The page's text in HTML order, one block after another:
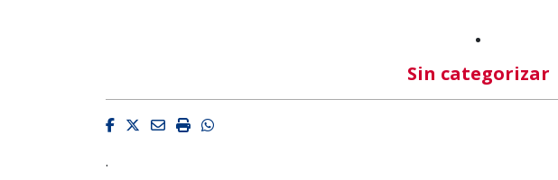
.
Sin categorizar
Facebook
Twitter
EmailImprimirWhatsapp
.